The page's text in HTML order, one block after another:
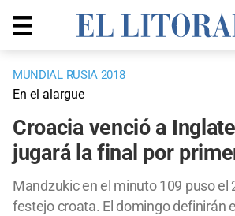
MUNDIAL RUSIA 2018
En el alargue
Croacia venció a
jugará la final por
Mandzukic en el minuto 109 puso el
festejo croata. El domingo definirán